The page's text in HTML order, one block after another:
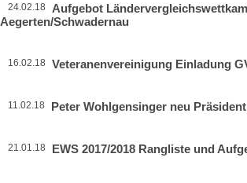
24.02.18
Aufgebot
Aegerten/Schwadernau
16.02.18 Veteranenvereinigung Einladung
11.02.18 Peter Wohlgensinger neu
21.01.18 EWS 2017/2018 Rangliste und